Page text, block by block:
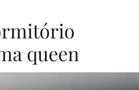
queen